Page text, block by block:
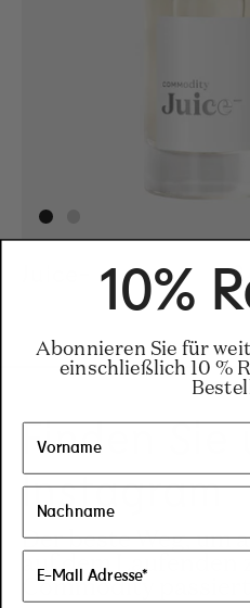
Finden Sie
Instagram
Der beste Weg, um
auf dem Laufenden
Commodity passiert.
10%
Abonnieren Sie für
einschließlich 10 %